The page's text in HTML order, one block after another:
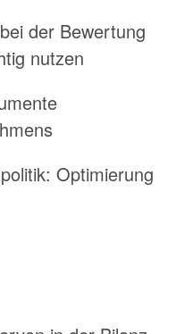
der Bewertung
nutzen
Optimierung